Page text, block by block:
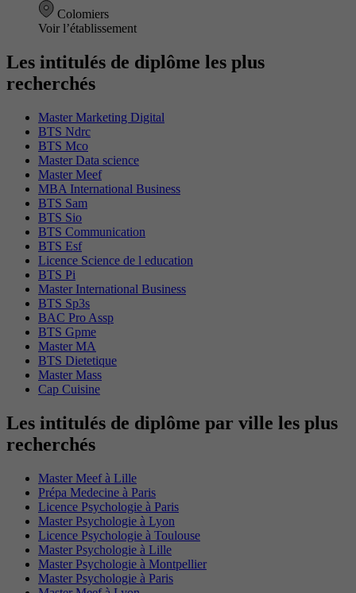
Colomiers
Voir l’établissement
Les intitulés de diplôme les plus
recherchés
Master Marketing Digital
BTS Ndrc
BTS Mco
Master Data science
Master Meef
MBA International Business
BTS Sam
BTS Sio
BTS Communication
BTS Esf
Licence Science de l education
BTS Pi
Master International Business
BTS Sp3s
BAC Pro Assp
BTS Gpme
Master MA
BTS Dietetique
Master Mass
Cap Cuisine
Les intitulés de diplôme par ville les plus
recherchés
Master Meef à Lille
Prépa Medecine à Paris
Licence Psychologie à Paris
Master Psychologie à Lyon
Licence Psychologie à Toulouse
Master Psychologie à Lille
Master Psychologie à Montpellier
Master Psychologie à Paris